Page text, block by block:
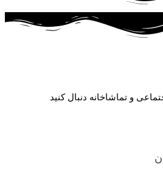
و تماشاخانه دنبال کنید